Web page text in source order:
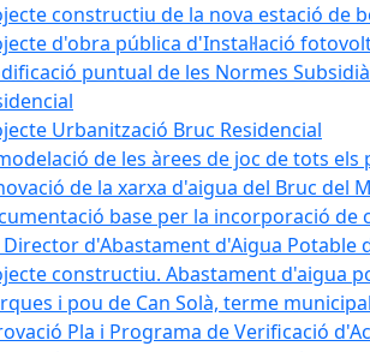
constructiu de la nova estació de
d'obra pública d'Instal·lació
puntual de les Normes
Urbanització Bruc Residencial
de les àrees de joc de tots
de la xarxa d'aigua del Bruc del
base per la incorporació de
Director d'Abastament d'Aigua Potable
constructiu. Abastament d'aigua
i pou de Can Solà, terme
Pla i Programa de Verificació